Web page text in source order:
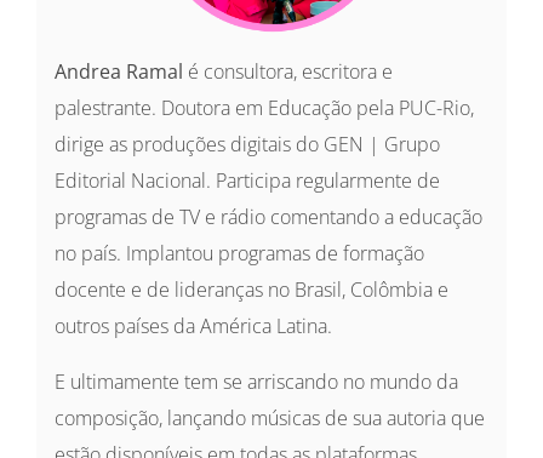
Andrea Ramal é consultora, escritora e
palestrante. Doutora em Educação pela PUC-Rio,
dirige as produções digitais do GEN | Grupo
Editorial Nacional. Participa regularmente de
programas de TV e rádio comentando a educação
no país. Implantou programas de formação
docente e de lideranças no Brasil, Colômbia e
outros países da América Latina.
E ultimamente tem se arriscando no mundo da
composição, lançando músicas de sua autoria que